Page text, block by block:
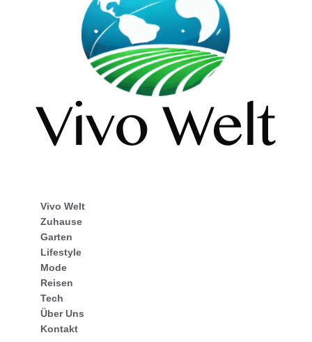
Vivo Welt
Zuhause
Garten
Lifestyle
Mode
Reisen
Tech
Über Uns
Kontakt